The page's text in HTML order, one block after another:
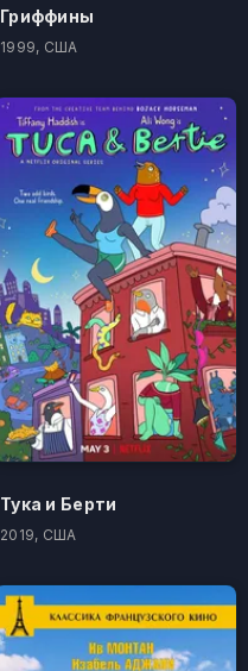
Гриффины
1999, США
Тука и Берти
2019, США